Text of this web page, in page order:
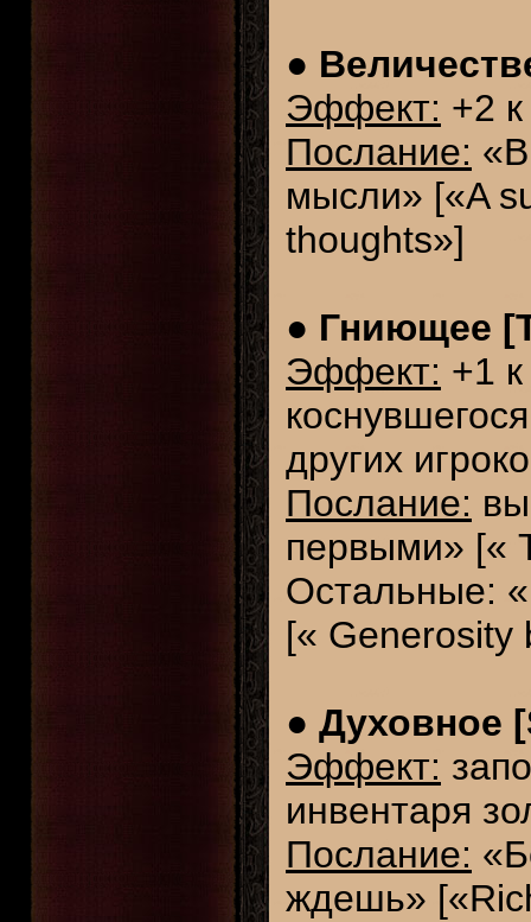
●
Эффект: +2
Послание:
мысли» [«A
thoughts»]
● Гниющее
Эффект: +1
других
Послание:
первыми» [«
Остальные:
[« Generosity
● Духовное
Эффект:
инвентаря
Послание:
ждешь»